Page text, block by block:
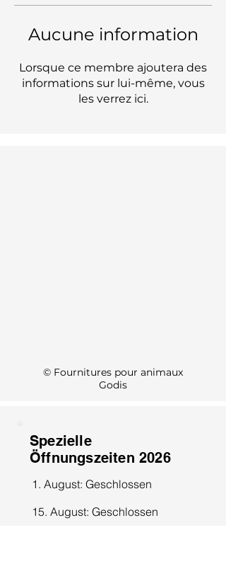
Aucune information
Lorsque ce membre ajoutera des
informations sur lui-même, vous
les verrez ici.
© Fournitures pour animaux
Godis
Spezielle
Öffnungszeiten 2026
1. August: Geschlossen
15. August: Geschlossen